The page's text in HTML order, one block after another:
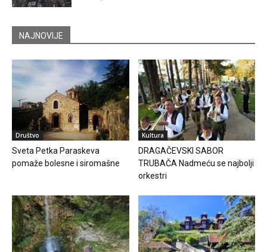
NAJNOVIJE
Društvo
Sveta Petka Paraskeva
pomaže bolesne i siromašne
Kultura
DRAGAČEVSKI SABOR
TRUBAČA Nadmeću se najbolji
orkestri